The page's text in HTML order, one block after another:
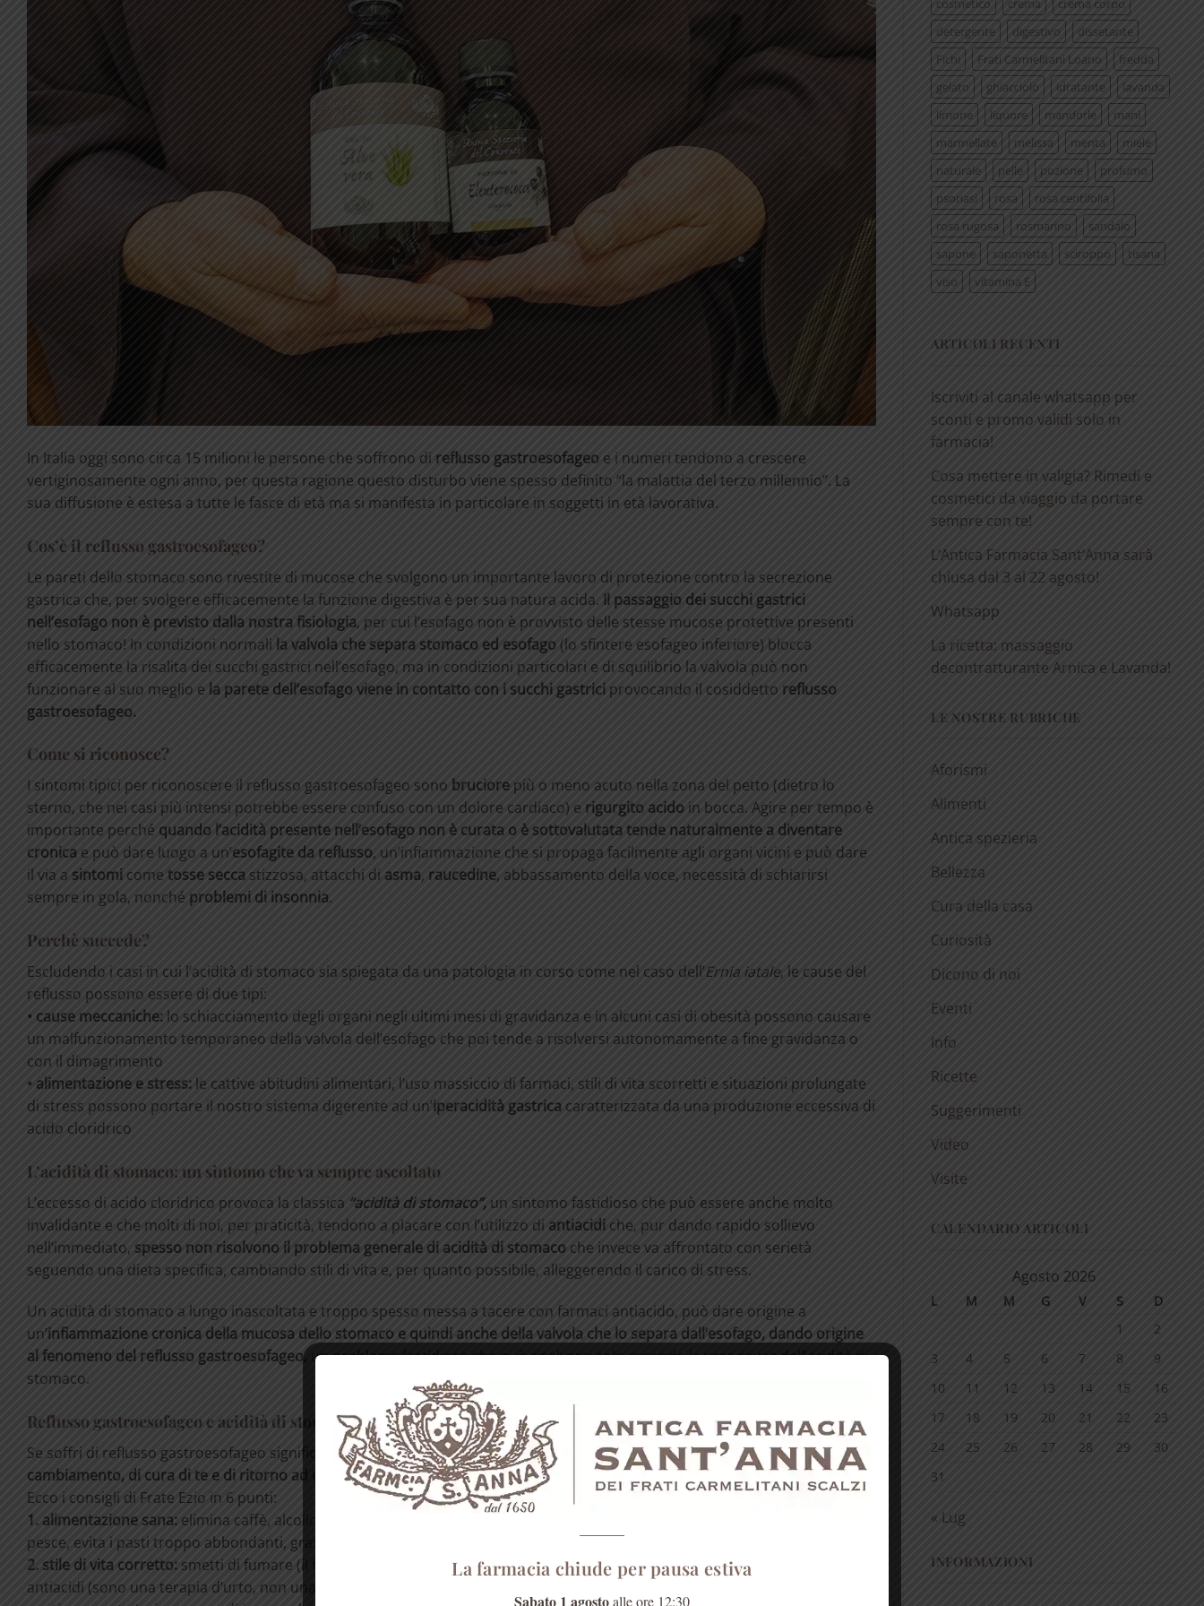
In Italia oggi sono circa 15 milioni le persone che soffrono di reflusso gastroesofageo e i numeri tendono a crescere
vertiginosamente ogni anno, per questa ragione questo disturbo viene spesso definito “la malattia del terzo millennio”. La
sua diffusione è estesa a tutte le fasce di età ma si manifesta in particolare in soggetti in età lavorativa.
Cos’è il reflusso gastroesofageo?
Le pareti dello stomaco sono rivestite di mucose che svolgono un importante lavoro di protezione contro la secrezione
gastrica che, per svolgere efficacemente la funzione digestiva è per sua natura acida. Il passaggio dei succhi gastrici
nell’esofago non è previsto dalla nostra fisiologia, per cui l’esofago non è provvisto delle stesse mucose protettive presenti
nello stomaco! In condizioni normali la valvola che separa stomaco ed esofago(lo sfintere esofageo inferiore) blocca
efficacemente la risalita dei succhi gastrici nell’esofago, ma in condizioni particolari e di squilibrio la valvola può non
funzionare al suo meglio e la parete dell’esofago viene in contatto con i succhi gastrici provocando il cosiddetto reflusso
gastroesofageo.
Come si riconosce?
I sintomi tipici per riconoscere il reflusso gastroesofageo sono bruciore più o meno acuto nella zona del petto (dietro lo
sterno, che nei casi più intensi potrebbe essere confuso con un dolore cardiaco) e rigurgito acido in bocca. Agire per tempo è
importante perché quando l’acidità presente nell’esofago non è curata o è sottovalutata tende naturalmente a diventare
cronica e può dare luogo a un’esofagite da reflusso, un’infiammazione che si propaga facilmente agli organi vicini e può dare
il via a sintomi come tosse secca stizzosa, attacchi di asma, raucedine, abbassamento della voce, necessità di schiarirsi
sempre in gola, nonché problemi di insonnia.
Perchè succede?
Escludendo i casi in cui l’acidità di stomaco sia spiegata da una patologia in corso come nel caso dell’Ernia iatale, le cause del
reflusso possono essere di due tipi:
• cause meccaniche: lo schiacciamento degli organi negli ultimi mesi di gravidanza e in alcuni casi di obesità possono causare
un malfunzionamento temporaneo della valvola dell’esofago che poi tende a risolversi autonomamente a fine gravidanza o
con il dimagrimento
• alimentazione e stress: le cattive abitudini alimentari, l’uso massiccio di farmaci, stili di vita scorretti e situazioni prolungate
di stress possono portare il nostro sistema digerente ad un’iperacidità gastrica caratterizzata da una produzione eccessiva di
acido cloridrico
L’acidità di stomaco: un sintomo che va sempre ascoltato
L’eccesso di acido cloridrico provoca la classica “acidità di stomaco”, un sintomo fastidioso che può essere anche molto
invalidante e che molti di noi, per praticità, tendono a placare con l’utilizzo di antiacidi che, pur dando rapido sollievo
nell’immediato, spesso non risolvono il problema generale di acidità di stomaco che invece va affrontato con serietà
seguendo una dieta specifica, cambiando stili di vita e, per quanto possibile, alleggerendo il carico di stress.
Un acidità di stomaco a lungo inascoltata e troppo spesso messa a tacere con farmaci antiacido, può dare origine a
un’infiammazione cronica della mucosa dello stomaco e quindi anche della valvola che lo separa dall’esofago, dando origine
al fenomeno del reflusso gastroesofageo, un problema fastidioso che può risolversi solo curando la vera causa dell’acidità di
stomaco.
Reflusso gastroesofageo e acidità di stomaco: la soluzione è nella natura!
Se soffri di reflusso gastroesofageo significa cheper te è arrivato il momento di ascoltarti e di mettere in atto una strategia di
cambiamento, di cura di te e di ritorno ad una vita più naturale.
Ecco i consigli di Frate Ezio in 6 punti:
1. alimentazione sana: elimina caffè, alcolici e cibi piccanti e prediligi cereali integrali, frutta, verdura, legumi, carni bianche e
pesce, evita i pasti troppo abbondanti, grassi e difficilmente digeribili.
2. stile di vita corretto: smetti di fumare (il fumo stimola la produzione di succhi gastrici), riduci al minimo l’assunzione di
antiacidi (sono una terapia d’urto, non una cura), evita di mangiare più del necessario e soprattutto di mangiare
cosmetico
crema
crema corpo
detergente
digestivo
dissetante
Fichi
Frati Carmelitani Loano
fredda
gelato
ghiacciolo idratante
lavanda
limone
liquore mandorle
mani
marmellate
melissa menta
miele
naturale
pelle pozione
profumo
psoriasi
rosa
rosa centifolia
rosa rugosa
rosmarino
sandalo
sapone
saponetta sciroppo
tisana
viso
vitamina E
ARTICOLI RECENTI
Iscriviti al canale whatsapp per
sconti e promo validi solo in
farmacia!
Cosa mettere in valigia? Rimedi e
cosmetici da viaggio da portare
sempre con te!
L’Antica Farmacia Sant’Anna sarà
chiusa dal 3 al 22 agosto!
Whatsapp
La ricetta: massaggio
decontratturante Arnica e Lavanda!
LE NOSTRE RUBRICHE
Aforismi
Alimenti
Antica spezieria
Bellezza
Cura della casa
Curiosità
Dicono di noi
Eventi
Info
Ricette
Suggerimenti
Video
Visite
CALENDARIO ARTICOLI
Agosto 2026
L M M G V S
D
1
2
3
4 5 6 7 8
9
10
11 12 13 14 15
16
17
18 19 20 21 22
23
24
25 26 27 28 29
30
31
« Lug
INFORMAZIONI
La farmacia chiude per pausa estiva
Sabato 1 agostoalle ore 12:30